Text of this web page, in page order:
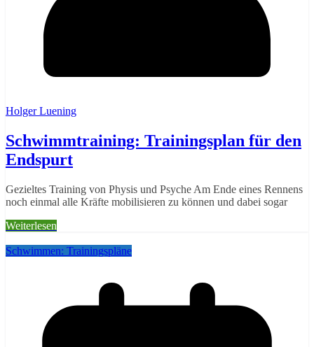
Holger Luening
Schwimmtraining: Trainingsplan für den
Endspurt
Gezieltes Training von Physis und Psyche Am Ende eines Rennens
noch einmal alle Kräfte mobilisieren zu können und dabei sogar
Weiterlesen
Schwimmen: Trainingspläne